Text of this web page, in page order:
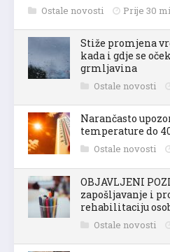
Ostale novosti Prije 30
Stiže promjena
kada i gdje se
grmljavina
Ostale novosti
Narančasto
temperature do
Ostale novosti
OBJAVLJENI
zapošljavanje i
rehabilitaciju
Ostale novosti